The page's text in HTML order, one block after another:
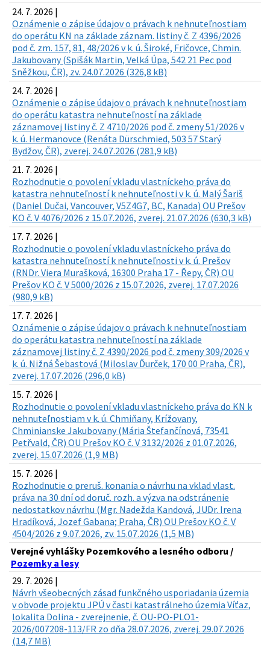
24. 7. 2026 |
Oznámenie o zápise údajov o právach k nehnuteľnostiam
do operátu KN na základe záznam. listiny č. Z 4396/2026
pod č. zm. 157, 81, 48/2026 v k. ú. Široké, Fričovce, Chmin.
Jakubovany (Spišák Martin, Velká Úpa, 542 21 Pec pod
Sněžkou, ČR), zv. 24.07.2026 (326,8 kB)
24. 7. 2026 |
Oznámenie o zápise údajov o právach k nehnuteľnostiam
do operátu katastra nehnuteľností na základe
záznamovej listiny č. Z 4710/2026 pod č. zmeny 51/2026 v
k. ú. Hermanovce (Renáta Dürschmied, 503 57 Starý
Bydžov, ČR), zverej. 24.07.2026 (281,9 kB)
21. 7. 2026 |
Rozhodnutie o povolení vkladu vlastníckeho práva do
katastra nehnuteľností k nehnuteľnosti v k. ú. Malý Šariš
(Daniel Dučai, Vancouver, V5Z4G7, BC, Kanada) OU Prešov
KO č. V 4076/2026 z 15.07.2026, zverej. 21.07.2026 (630,3 kB)
17. 7. 2026 |
Rozhodnutie o povolení vkladu vlastníckeho práva do
katastra nehnuteľností k nehnuteľnosti v k. ú. Prešov
(RNDr. Viera Murašková, 16300 Praha 17 - Řepy, ČR) OU
Prešov KO č. V 5000/2026 z 15.07.2026, zverej. 17.07.2026
(980,9 kB)
17. 7. 2026 |
Oznámenie o zápise údajov o právach k nehnuteľnostiam
do operátu katastra nehnuteľností na základe
záznamovej listiny č. Z 4390/2026 pod č. zmeny 309/2026 v
k. ú. Nižná Šebastová (Miloslav Ďurček, 170 00 Praha, ČR),
zverej. 17.07.2026 (296,0 kB)
15. 7. 2026 |
Rozhodnutie o povolení vkladu vlastníckeho práva do KN k
nehnuteľnostiam v k. ú. Chmiňany, Krížovany,
Chminianske Jakubovany (Mária Štefančínová, 73541
Petřvald, ČR) OU Prešov KO č. V 3132/2026 z 01.07.2026,
zverej. 15.07.2026 (1,9 MB)
15. 7. 2026 |
Rozhodnutie o preruš. konania o návrhu na vklad vlast.
práva na 30 dní od doruč. rozh. a výzva na odstránenie
nedostatkov návrhu (Mgr. Nadežda Kandová, JUDr. Irena
Hradíková, Jozef Gabana; Praha, ČR) OU Prešov KO č. V
4504/2026 z 9.07.2026, zv. 15.07.2026 (1,5 MB)
Verejné vyhlášky Pozemkového a lesného odboru /
Pozemky a lesy
29. 7. 2026 |
Návrh všeobecných zásad funkčného usporiadania územia
v obvode projektu JPÚ v časti katastrálneho územia Víťaz,
lokalita Dolina - zverejnenie, č. OU-PO-PLO1-
2026/007208-113/FR zo dňa 28.07.2026, zverej. 29.07.2026
(14,7 MB)